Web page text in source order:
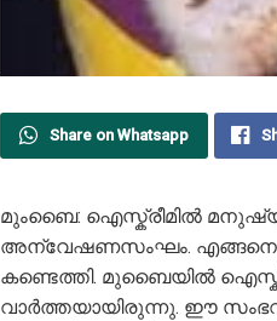
Share on Whatsapp
മുംബൈ: ഐസ്ക്രീമിൽ
അന്വേഷണസംഘം.
കണ്ടെത്തി. മുബൈയില്‍
വാ‍ര്‍ത്തയായിരുന്നു. ഈ